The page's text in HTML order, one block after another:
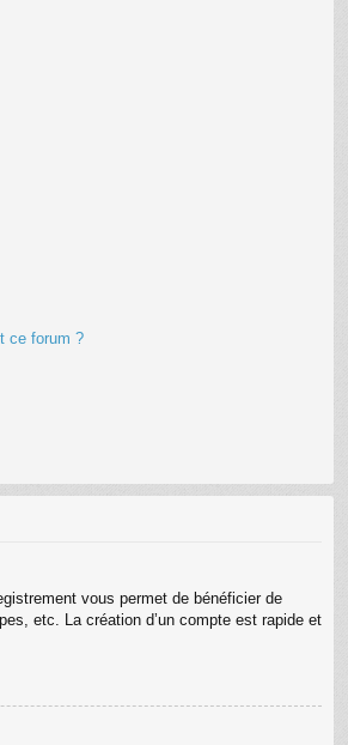
ce forum ?
vous permet de bénéficier de
etc. La création d’un compte est rapide et